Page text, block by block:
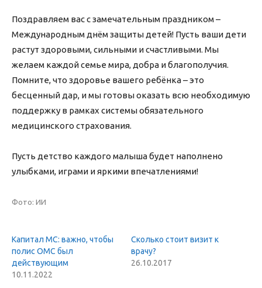
Поздравляем вас с замечательным праздником –
Международным днём защиты детей! Пусть ваши дети
растут здоровыми, сильными и счастливыми. Мы
желаем каждой семье мира, добра и благополучия.
Помните, что здоровье вашего ребёнка – это
бесценный дар, и мы готовы оказать всю необходимую
поддержку в рамках системы обязательного
медицинского страхования.
Пусть детство каждого малыша будет наполнено
улыбками, играми и яркими впечатлениями!
Фото: ИИ
Капитал МС: важно, чтобы
полис ОМС был
действующим
10.11.2022
Сколько стоит визит к
врачу?
26.10.2017